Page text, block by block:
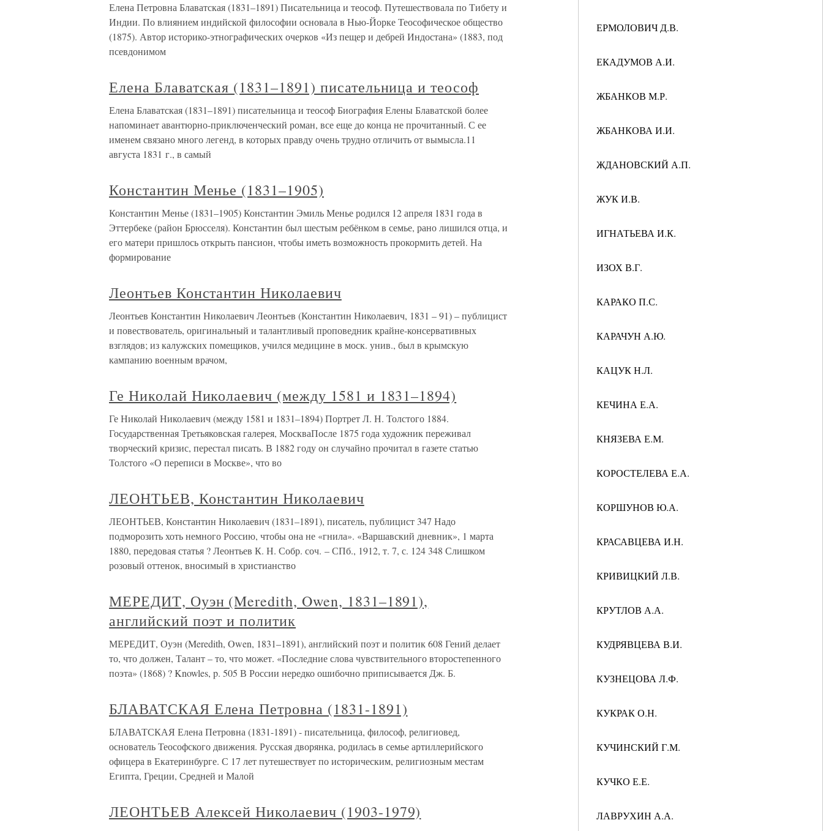
ЕРМОЛОВИЧ Д.В.
ЕКАДУМОВ А.И.
ЖБАНКОВ М.Р.
ЖБАНКОВА И.И.
ЖДАНОВСКИЙ А.П.
ЖУК И.В.
ИГНАТЬЕВА И.К.
ИЗОХ В.Г.
КАРАКО П.С.
КАРАЧУН А.Ю.
КАЦУК Н.Л.
КЕЧИНА Е.А.
КНЯЗЕВА Е.М.
КОРОСТЕЛЕВА Е.А.
КОРШУНОВ Ю.А.
КРАСАВЦЕВА И.Н.
КРИВИЦКИЙ Л.В.
КРУТЛОВ А.А.
КУДРЯВЦЕВА В.И.
КУЗНЕЦОВА Л.Ф.
КУКРАК О.Н.
КУЧИНСКИЙ Г.М.
КУЧКО Е.Е.
ЛАВРУХИН А.А.
Елена Петровна Блаватская (1831–1891) Писательница и теософ. Путешествовала по Тибету и
Индии. По влиянием индийской философии основала в Нью-Йорке Теософическое общество
(1875). Автор историко-этнографических очерков «Из пещер и дебрей Индостана» (1883, под
псевдонимом
Елена Блаватская (1831–1891) писательница и теософ
Елена Блаватская (1831–1891) писательница и теософ Биография Елены Блаватской более
напоминает авантюрно-приключенческий роман, все еще до конца не прочитанный. С ее
именем связано много легенд, в которых правду очень трудно отличить от вымысла.11
августа 1831 г., в самый
Константин Менье (1831–1905)
Константин Менье (1831–1905) Константин Эмиль Менье родился 12 апреля 1831 года в
Эттербеке (район Брюсселя). Константин был шестым ребёнком в семье, рано лишился отца, и
его матери пришлось открыть пансион, чтобы иметь возможность прокормить детей. На
формирование
Леонтьев Константин Николаевич
Леонтьев Константин Николаевич Леонтьев (Константин Николаевич, 1831 – 91) – публицист
и повествователь, оригинальный и талантливый проповедник крайне-консервативных
взглядов; из калужских помещиков, учился медицине в моск. унив., был в крымскую
кампанию военным врачом,
Ге Николай Николаевич (между 1581 и 1831–1894)
Ге Николай Николаевич (между 1581 и 1831–1894) Портрет Л. Н. Толстого 1884.
Государственная Третьяковская галерея, МоскваПосле 1875 года художник переживал
творческий кризис, перестал писать. В 1882 году он случайно прочитал в газете статью
Толстого «О переписи в Москве», что во
ЛЕОНТЬЕВ, Константин Николаевич
ЛЕОНТЬЕВ, Константин Николаевич (1831–1891), писатель, публицист 347 Надо
подморозить хоть немного Россию, чтобы она не «гнила». «Варшавский дневник», 1 марта
1880, передовая статья ? Леонтьев К. Н. Собр. соч. – СПб., 1912, т. 7, с. 124 348 Слишком
розовый оттенок, вносимый в христианство
МЕРЕДИТ, Оуэн (Meredith, Owen, 1831–1891),
английский поэт и политик
МЕРЕДИТ, Оуэн (Meredith, Owen, 1831–1891), английский поэт и политик 608 Гений делает
то, что должен, Талант – то, что может. «Последние слова чувствительного второстепенного
поэта» (1868) ? Knowles, p. 505 В России нередко ошибочно приписывается Дж. Б.
БЛАВАТСКАЯ Елена Петровна (1831-1891)
БЛАВАТСКАЯ Елена Петровна (1831-1891) - писательница, философ, религиовед,
основатель Теософского движения. Русская дворянка, родилась в семье артиллерийского
офицера в Екатеринбурге. С 17 лет путешествует по историческим, религиозным местам
Египта, Греции, Средней и Малой
ЛЕОНТЬЕВ Алексей Николаевич (1903-1979)